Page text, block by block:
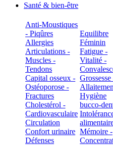
Santé & bien-être
Anti-Moustiques
- Piqûres
Allergies
Articulations -
Muscles -
Tendons
Capital osseux -
Ostéoporose -
Fractures
Cholestérol -
Cardiovasculaire
Circulation
Confort urinaire
Défenses
Equilibre
Féminin
Fatigue -
Vitalité -
Grossesse
Hygiène
bucco-
Mémoire -